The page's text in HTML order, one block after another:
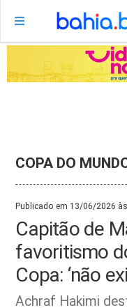
COPA DO
Publicado em 13/06/2026
Capitão de
favoritismo
Copa: ‘não
Achraf Hakimi